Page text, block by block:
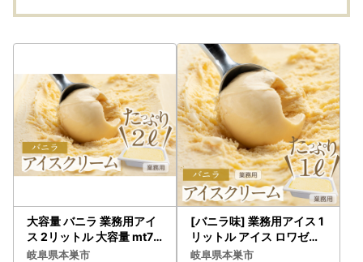
大容量 バニラ 業務用アイ
ス 2リットル 大容量 mt71
2
岐阜県本巣市
[バニラ味] 業務用アイス 1
リットル アイス ロワゼッ
ト
岐阜県本巣市